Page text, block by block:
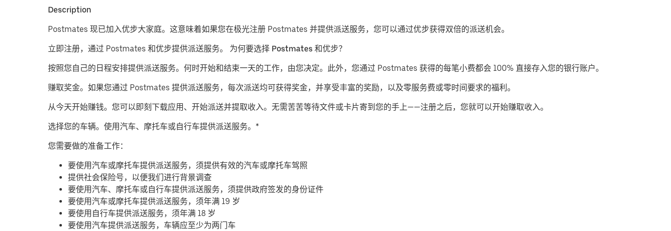
Description
Postmates 现已加入优步大家庭。这意味着如果您在极光注册 Postmates 并提供派送服务，您可以通过优步获得双倍的派送机会。
立即注册，通过 Postmates 和优步提供派送服务。 为何要选择 Postmates 和优步？
按照您自己的日程安排提供派送服务。 何时开始和结束一天的工作，由您决定。此外，您通过 Postmates 获得的每笔小费都会 100% 直接存入您的银行账户。
赚取奖金。 如果您通过 Postmates 提供派送服务，每次派送均可获得奖金，并享受丰富的奖励，以及零服务费或零时间要求的福利。
从今天开始赚钱。 您可以即刻下载应用、开始派送并提取收入。无需苦苦等待文件或卡片寄到您的手上——注册之后，您就可以开始赚取收入。
​选择您的车辆。使用汽车、摩托车或自行车提供派送服务。*
您需要做的准备工作：
要使用汽车或摩托车提供派送服务，须提供有效的汽车或摩托车驾照
提供社会保险号，以便我们进行背景调查
要使用汽车、摩托车或自行车提供派送服务，须提供政府签发的身份证件
要使用汽车或摩托车提供派送服务，须年满 19 岁
要使用自行车提供派送服务，须年满 18 岁
要使用汽车提供派送服务，车辆应至少为两门车